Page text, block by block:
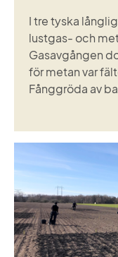
I tre tyska
lustgas- och
Gasavgången
för metan var
Fånggröda av